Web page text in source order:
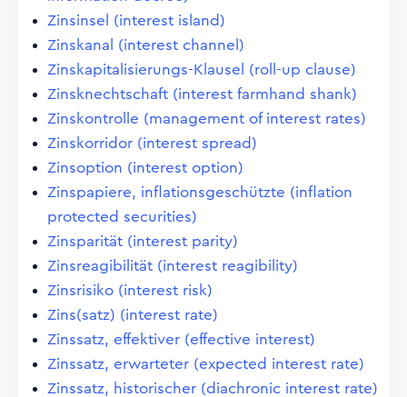
Zinsinsel (interest island)
Zinskanal (interest channel)
Zinskapitalisierungs-Klausel (roll-up clause)
Zinsknechtschaft (interest farmhand shank)
Zinskontrolle (management of interest rates)
Zinskorridor (interest spread)
Zinsoption (interest option)
Zinspapiere, inflationsgeschützte (inflation
protected securities)
Zinsparität (interest parity)
Zinsreagibilität (interest reagibility)
Zinsrisiko (interest risk)
Zins(satz) (interest rate)
Zinssatz, effektiver (effective interest)
Zinssatz, erwarteter (expected interest rate)
Zinssatz, historischer (diachronic interest rate)